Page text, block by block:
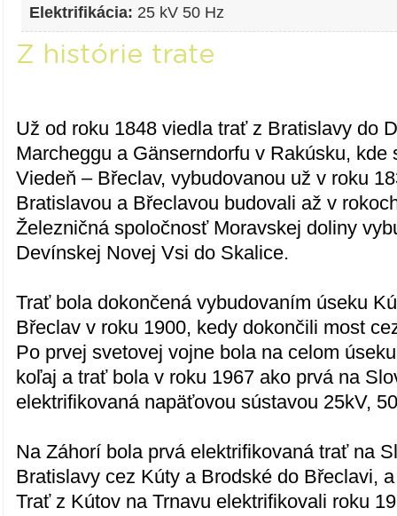
Elektrifikácia: 25 kV 50 Hz
Z histórie trate
Už od roku 1848 viedla trať z Bratislavy do
Marcheggu a Gänserndorfu v Rakúsku, kde
Viedeň – Břeclav, vybudovanou už v roku
Bratislavou a Břeclavou budovali až v
Železničná spoločnosť Moravskej doliny
Devínskej Novej Vsi do Skalice.
Trať bola dokončená vybudovaním úseku
Břeclav v roku 1900, kedy dokončili most
Po prvej svetovej vojne bola na celom
koľaj a trať bola v roku 1967 ako prvá na
elektrifikovaná napäťovou sústavou 25kV,
Na Záhorí bola prvá elektrifikovaná trať na
Bratislavy cez Kúty a Brodské do Břeclavi,
Trať z Kútov na Trnavu elektrifikovali roku